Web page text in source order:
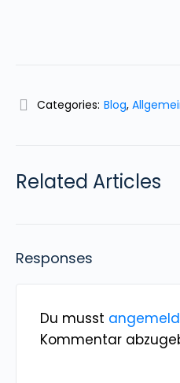
Categories: Blog,
Related Articles
Responses
Du musst
Kommentar